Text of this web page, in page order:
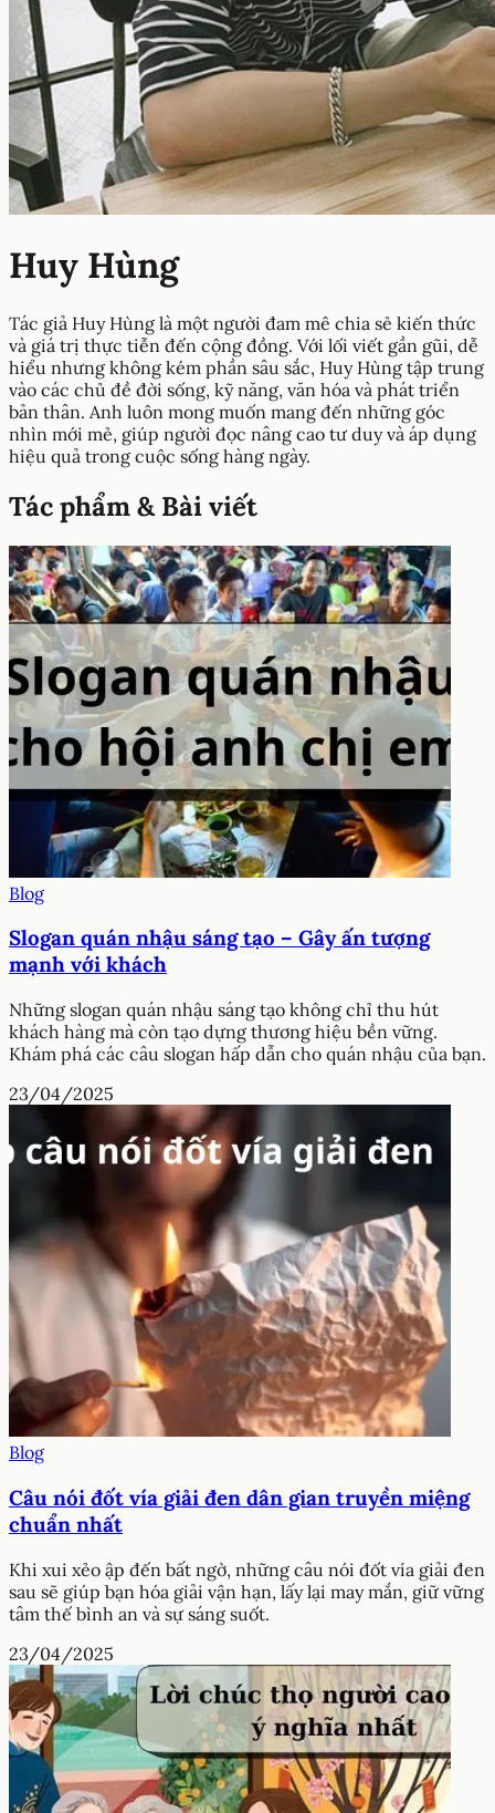
Huy Hùng
Tác giả Huy Hùng là một người đam mê chia sẻ kiến thức
và giá trị thực tiễn đến cộng đồng. Với lối viết gần gũi, dễ
hiểu nhưng không kém phần sâu sắc, Huy Hùng tập trung
vào các chủ đề đời sống, kỹ năng, văn hóa và phát triển
bản thân. Anh luôn mong muốn mang đến những góc
nhìn mới mẻ, giúp người đọc nâng cao tư duy và áp dụng
hiệu quả trong cuộc sống hàng ngày.
Tác phẩm & Bài viết
Blog
Slogan quán nhậu sáng tạo – Gây ấn tượng
mạnh với khách
Những slogan quán nhậu sáng tạo không chỉ thu hút
khách hàng mà còn tạo dựng thương hiệu bền vững.
Khám phá các câu slogan hấp dẫn cho quán nhậu của bạn.
23/04/2025
Blog
Câu nói đốt vía giải đen dân gian truyền miệng
chuẩn nhất
Khi xui xẻo ập đến bất ngờ, những câu nói đốt vía giải đen
sau sẽ giúp bạn hóa giải vận hạn, lấy lại may mắn, giữ vững
tâm thế bình an và sự sáng suốt.
23/04/2025